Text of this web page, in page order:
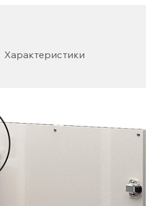
Характеристики